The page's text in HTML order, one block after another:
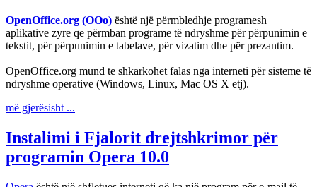
OpenOffice.org (OOo) është një përmbledhje programesh
aplikative zyre qe përmban programe të ndryshme për përpunimin e
tekstit, për përpunimin e tabelave, për vizatim dhe për prezantim.
OpenOffice.org mund te shkarkohet falas nga interneti për sisteme të
ndryshme operative (Windows, Linux, Mac OS X etj).
më gjerësisht ...
Instalimi i Fjalorit drejtshkrimor për
programin Opera 10.0